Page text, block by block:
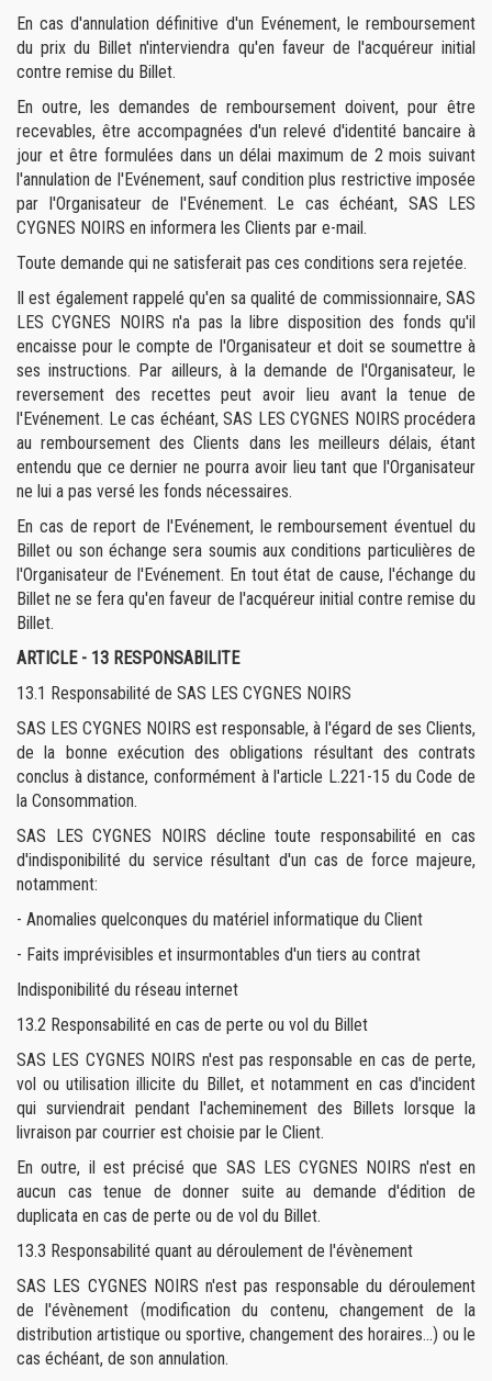
En cas d'annulation définitive d'un Evénement, le remboursement
du prix du Billet n'interviendra qu'en faveur de l'acquéreur initial
contre remise du Billet.
En outre, les demandes de remboursement doivent, pour être
recevables, être accompagnées d'un relevé d'identité bancaire à
jour et être formulées dans un délai maximum de 2 mois suivant
l'annulation de l'Evénement, sauf condition plus restrictive imposée
par l'Organisateur de l'Evénement. Le cas échéant, SAS LES
CYGNES NOIRS en informera les Clients par e-mail.
Toute demande qui ne satisferait pas ces conditions sera rejetée.
Il est également rappelé qu'en sa qualité de commissionnaire, SAS
LES CYGNES NOIRS n'a pas la libre disposition des fonds qu'il
encaisse pour le compte de l'Organisateur et doit se soumettre à
ses instructions. Par ailleurs, à la demande de l'Organisateur, le
reversement des recettes peut avoir lieu avant la tenue de
l'Evénement. Le cas échéant, SAS LES CYGNES NOIRS procédera
au remboursement des Clients dans les meilleurs délais, étant
entendu que ce dernier ne pourra avoir lieu tant que l'Organisateur
ne lui a pas versé les fonds nécessaires.
En cas de report de l'Evénement, le remboursement éventuel du
Billet ou son échange sera soumis aux conditions particulières de
l'Organisateur de l'Evénement. En tout état de cause, l'échange du
Billet ne se fera qu'en faveur de l'acquéreur initial contre remise du
Billet.
ARTICLE - 13 RESPONSABILITE
13.1 Responsabilité de SAS LES CYGNES NOIRS
SAS LES CYGNES NOIRS est responsable, à l'égard de ses Clients,
de la bonne exécution des obligations résultant des contrats
conclus à distance, conformément à l'article L.221-15 du Code de
la Consommation.
SAS LES CYGNES NOIRS décline toute responsabilité en cas
d'indisponibilité du service résultant d'un cas de force majeure,
notamment:
- Anomalies quelconques du matériel informatique du Client
- Faits imprévisibles et insurmontables d'un tiers au contrat
Indisponibilité du réseau internet
13.2 Responsabilité en cas de perte ou vol du Billet
SAS LES CYGNES NOIRS n'est pas responsable en cas de perte,
vol ou utilisation illicite du Billet, et notamment en cas d'incident
qui surviendrait pendant l'acheminement des Billets lorsque la
livraison par courrier est choisie par le Client.
En outre, il est précisé que SAS LES CYGNES NOIRS n'est en
aucun cas tenue de donner suite au demande d'édition de
duplicata en cas de perte ou de vol du Billet.
13.3 Responsabilité quant au déroulement de l'évènement
SAS LES CYGNES NOIRS n'est pas responsable du déroulement
de l'évènement (modification du contenu, changement de la
distribution artistique ou sportive, changement des horaires...) ou le
cas échéant, de son annulation.